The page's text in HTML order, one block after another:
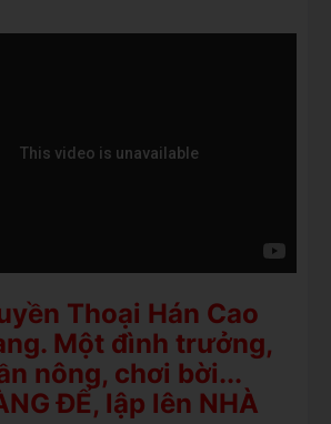
Thoại Hán Cao
Một đình trưởng,
nông, chơi bời...
ĐẾ, lập lên NHÀ